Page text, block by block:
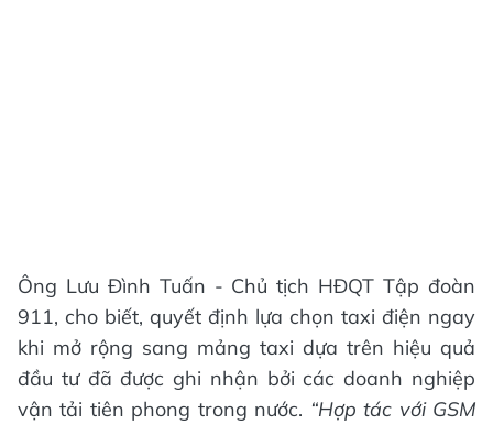
Ông Lưu Đình Tuấn - Chủ tịch HĐQT Tập đoàn
911, cho biết, quyết định lựa chọn taxi điện ngay
khi mở rộng sang mảng taxi dựa trên hiệu quả
đầu tư đã được ghi nhận bởi các doanh nghiệp
vận tải tiên phong trong nước. “Hợp tác với GSM